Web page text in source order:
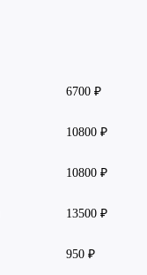
6700 ₽
10800 ₽
10800 ₽
13500 ₽
950 ₽